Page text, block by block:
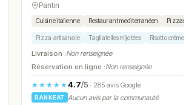
Pantin
Cuisine italienne Restaurant mediterranéen Pizzas
Pizza artisanale Tagliatelles mijotées Risotto
Livraison :Non renseignée
Réservation en ligne :Non renseignée
★★★★★4.7/5· 285 avis Google
RANKEAT
Aucun avis par la communauté